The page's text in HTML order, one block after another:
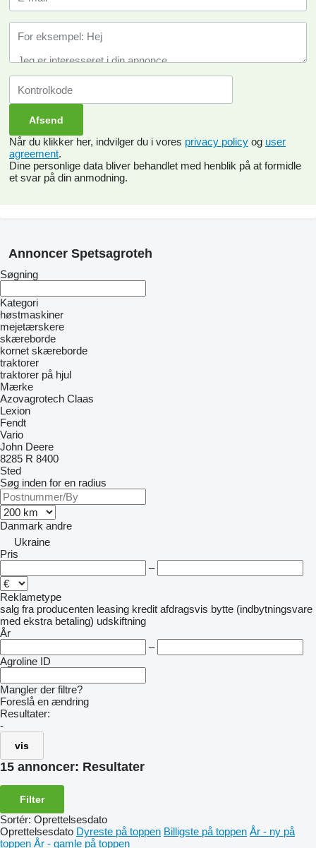
Når du klikker her, indvilger du i vores privacy policy og user
agreement.
Dine personlige data bliver behandlet med henblik på at formidle
et svar på din anmodning.
Annoncer Spetsagroteh
Søgning
Kategori
høstmaskiner
mejetærskere
skæreborde
kornet skæreborde
traktorer
traktorer på hjul
Mærke
Azovagrotech Claas
Lexion
Fendt
Vario
John Deere
8285 R 8400
Sted
Søg inden for en radius
Danmark andre
Ukraine
Pris
–
Reklametype
salg fra producenten leasing kredit afdragsvis bytte (indbytningsvare
med ekstra betaling) udskiftning
År
–
Agroline ID
Mangler der filtre?
Foreslå en ændring
Resultater:
-
vis
15 annoncer: Resultater
Filter
Sortér: Oprettelsesdato
Oprettelsesdato Dyreste på toppen Billigste på toppen År - ny på
toppen År - gamle på toppen